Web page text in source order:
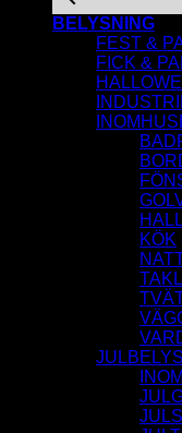
BELYSNING
FEST &
FICK &
HALL
KÖK